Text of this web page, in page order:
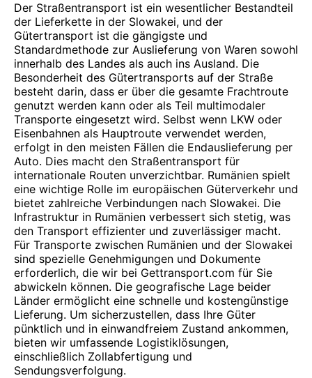
Der Straßentransport ist ein wesentlicher Bestandteil
der Lieferkette in der Slowakei, und der
Gütertransport ist die gängigste und
Standardmethode zur Auslieferung von Waren sowohl
innerhalb des Landes als auch ins Ausland. Die
Besonderheit des Gütertransports auf der Straße
besteht darin, dass er über die gesamte Frachtroute
genutzt werden kann oder als Teil multimodaler
Transporte eingesetzt wird. Selbst wenn LKW oder
Eisenbahnen als Hauptroute verwendet werden,
erfolgt in den meisten Fällen die Endauslieferung per
Auto. Dies macht den Straßentransport für
internationale Routen unverzichtbar. Rumänien spielt
eine wichtige Rolle im europäischen Güterverkehr und
bietet zahlreiche Verbindungen nach Slowakei. Die
Infrastruktur in Rumänien verbessert sich stetig, was
den Transport effizienter und zuverlässiger macht.
Für Transporte zwischen Rumänien und der Slowakei
sind spezielle Genehmigungen und Dokumente
erforderlich, die wir bei Gettransport.com für Sie
abwickeln können. Die geografische Lage beider
Länder ermöglicht eine schnelle und kostengünstige
Lieferung. Um sicherzustellen, dass Ihre Güter
pünktlich und in einwandfreiem Zustand ankommen,
bieten wir umfassende Logistiklösungen,
einschließlich Zollabfertigung und
Sendungsverfolgung.